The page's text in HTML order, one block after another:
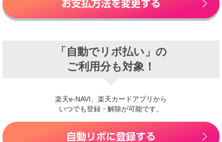
「自動でリボ払い」の
ご利用分も対象！
楽天e-NAVI、楽天カードアプリから
いつでも登録・解除が可能です。